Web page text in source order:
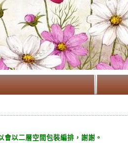
會以二層空間包裝編排，謝謝。